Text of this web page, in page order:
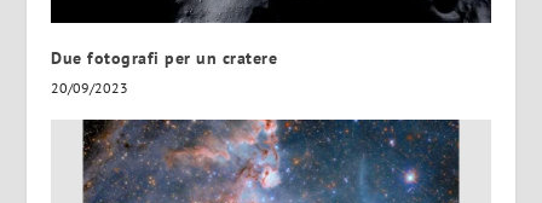
Due fotografi per un cratere
20/09/2023